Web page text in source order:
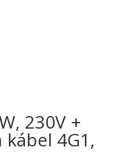
230V +
kábel 4G1,